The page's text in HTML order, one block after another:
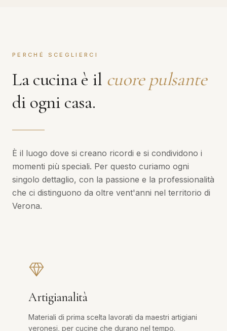
PERCHÉ SCEGLIERCI
La cucina è il cuore pulsante
di ogni casa.
È il luogo dove si creano ricordi e si condividono i
momenti più speciali. Per questo curiamo ogni
singolo dettaglio, con la passione e la professionalità
che ci distinguono da oltre vent'anni nel territorio di
Verona.
Artigianalità
Materiali di prima scelta lavorati da maestri artigiani
veronesi, per cucine che durano nel tempo.